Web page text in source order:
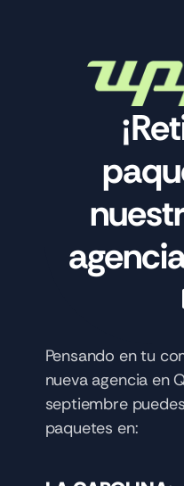
Pensando en tu
nueva agencia en
septiembre
paquetes en: